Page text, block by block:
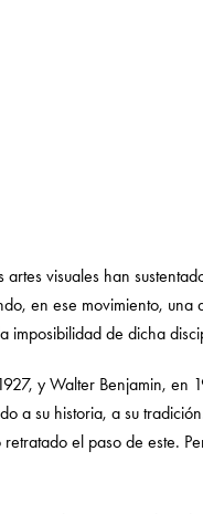
visuales han
en ese movimiento,
imposibilidad de dicha
y Walter Benjamin,
a su historia, a su
el paso de este.